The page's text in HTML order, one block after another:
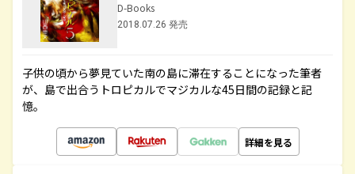
D-Books
2018.07.26 発売
子供の頃から夢見ていた南の島に滞在することになった筆者
が、島で出合うトロピカルでマジカルな45日間の記録と記
憶。
詳細を見る